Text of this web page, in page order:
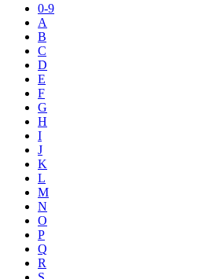
0-9
A
B
C
D
E
F
G
H
I
J
K
L
M
N
O
P
Q
R